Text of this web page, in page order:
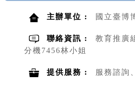
主辦單位 : 國立臺博
聯絡資訊 :
教育推廣
分機7456林小姐
提供服務 : 服務諮詢